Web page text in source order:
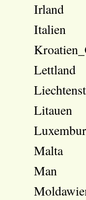
Irland
Italien
Lettland
Litauen
Malta
Man